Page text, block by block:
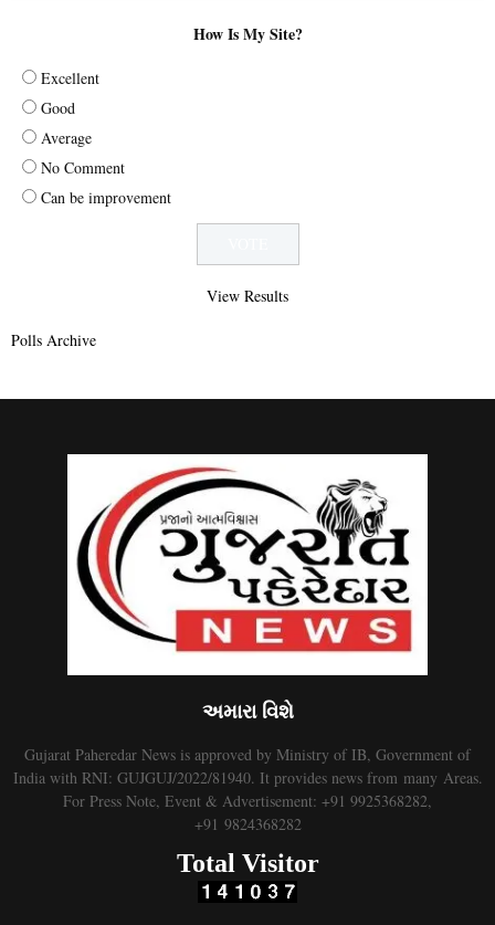
How Is My Site?
Excellent
Good
Average
No Comment
Can be improvement
View Results
Polls Archive
અમારા વિશે
Gujarat Paheredar News is approved by Ministry of IB, Government of
India with RNI: GUJGUJ/2022/81940. It provides news from many Areas.
For Press Note, Event & Advertisement: +91 9925368282,
+91 9824368282
Total Visitor